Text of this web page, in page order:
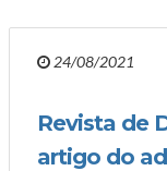
24/08/2021
Revista de
artigo do